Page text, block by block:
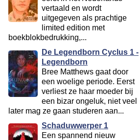
vertaald en wordt
uitgegeven als prachtige
limited edition met
boekblokbedrukking,...
De Legendborn Cyclus 1 -
Legendborn
Bree Matthews gaat door
een woelige periode. Eerst
verliest ze haar moeder bij
een bizar ongeluk, niet veel
later mag ze gaan studeren aan...
Schaduwwerper 1
Een spannend nieuw